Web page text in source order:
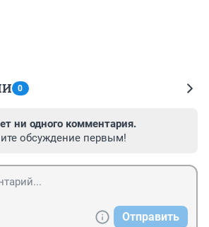
0
ни одного комментария.
обсуждение первым!
Отправить